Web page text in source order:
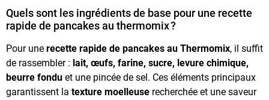
Quels sont les ingrédients de base pour une recette
rapide de pancakes au thermomix ?
Pour une recette rapide de pancakes au Thermomix, il suffit
de rassembler : lait, œufs, farine, sucre, levure chimique,
beurre fondu et une pincée de sel. Ces éléments principaux
garantissent la texture moelleuse recherchée et une saveur